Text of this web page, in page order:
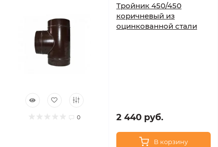
0
Тройник 450/450
коричневый из
оцинкованной стали
2 440 руб.
В корзину